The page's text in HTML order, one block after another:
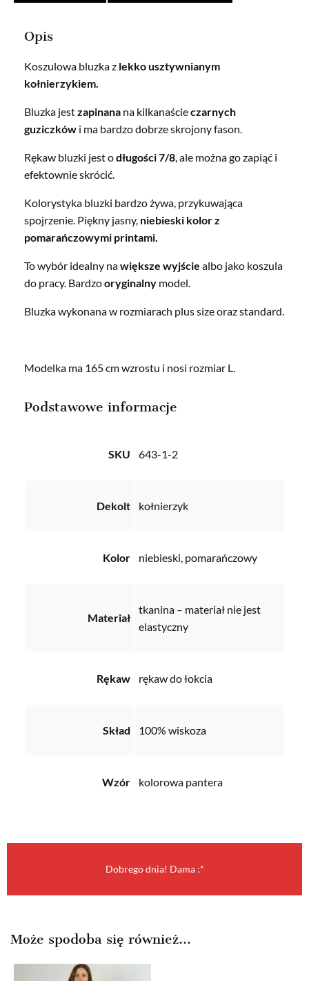
Opis
Koszulowa bluzka z lekko usztywnianym
kołnierzykiem.
Bluzka jestzapinana na kilkanaścieczarnych
guziczków i ma bardzo dobrze skrojony fason.
Rękaw bluzki jest odługości 7/8, ale można go zapiąć i
efektownie skrócić.
Kolorystyka bluzki bardzo żywa, przykuwająca
spojrzenie. Piękny jasny, niebieski kolor z
pomarańczowymi printami.
To wybór idealny nawiększe wyjście albo jako koszula
do pracy. Bardzooryginalny model.
Bluzka wykonana w rozmiarach plus size oraz standard.
Modelka ma 165 cm wzrostu i nosi rozmiar L.
Podstawowe informacje
SKU 643-1-2
Dekolt kołnierzyk
Kolor niebieski, pomarańczowy
Materiał
tkanina – materiał nie jest
elastyczny
Rękaw rękaw do łokcia
Skład 100% wiskoza
Wzór kolorowa pantera
Dobrego dnia! Dama :*
Może spodoba się również…